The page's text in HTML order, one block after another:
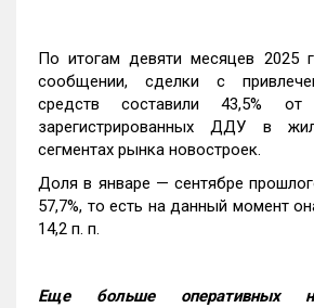
По итогам девяти месяцев 2025
сообщении, сделки с
средств составили 43,5%
зарегистрированных ДДУ в
сегментах рынка новостроек.
Доля в январе — сентябре
57,7%, то есть на данный момент
14,2 п. п.
Еще больше оперативных